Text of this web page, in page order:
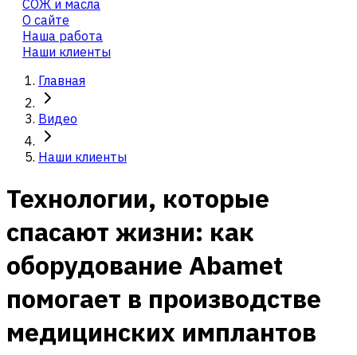
СОЖ и масла
О сайте
Наша работа
Наши клиенты
Главная
Видео
Наши клиенты
Технологии, которые
спасают жизни: как
оборудование Abamet
помогает в производстве
медицинских имплантов